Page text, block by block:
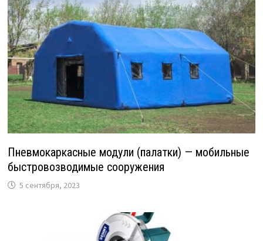
Пневмокаркасные модули (палатки) — мобильные
быстровозводимые сооружения
5 сентября, 2023